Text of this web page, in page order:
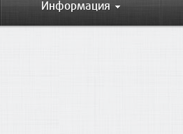
Информация